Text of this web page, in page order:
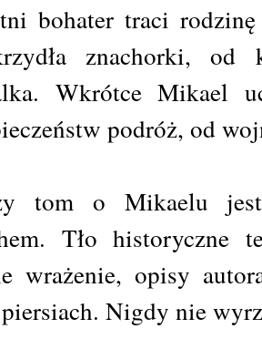
bohater traci
znachorki, od
Wkrótce Mikael
podróż, od
tom o Mikaelu
Tło historyczne
wrażenie, opisy
Nigdy nie